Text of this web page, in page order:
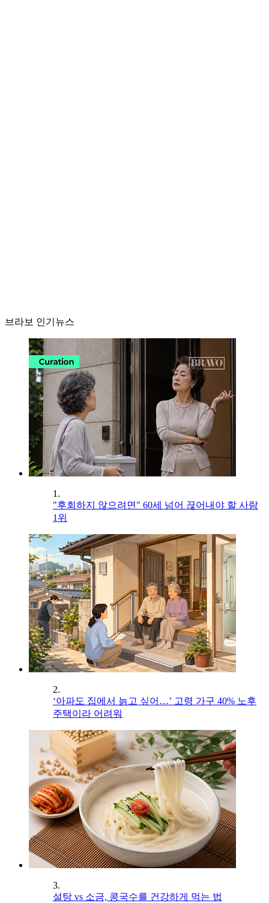
브라보 인기뉴스
1.
"후회하지 않으려면" 60세 넘어 끊어내야 할 사람
1위
2.
‘아파도 집에서 늙고 싶어…’ 고령 가구 40% 노후
주택이라 어려워
3.
설탕 vs 소금, 콩국수를 건강하게 먹는 법